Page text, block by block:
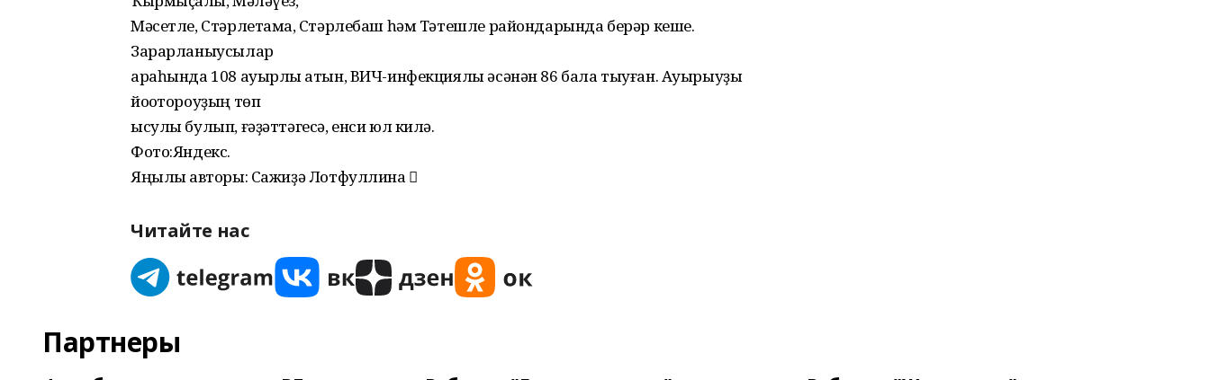
Мəсетле, Стəрлетамаҡ, Стəрлебаш һəм Тəтешле райондарында берəр кеше.
Зарарланыусылар
араһында 108 ауырлы ҡатын, ВИЧ-инфекциялы əсəнəн 86 бала тыуған. Ауырыуҙы
йоҡотороуҙың төп
ысулы булып, ғəҙəттəгесə, енси юл килə.
Фото:Яндекс.
Яңылыҡ авторы: Сажиҙə Лотфуллина 
Читайте нас
Партнеры